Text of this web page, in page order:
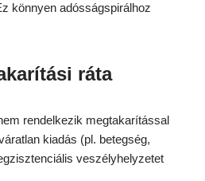
könnyen adósságspirálhoz
ráta
rendelkezik megtakarítással
kiadás (pl. betegség,
veszélyhelyzetet